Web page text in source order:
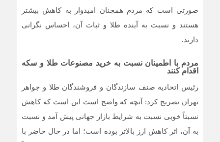
صورتی است که مردم همچنان امیدوار به کاهش بیشتر
هستند و نسبت به آینده طلا و ثبات آن، احساس نگرانی
دارند.
مردم با اطمینان نسبت به خرید مصنوعات طلا و سکه
اقدام کنند
رئیس اتحادیه صنف سازندگان و فروشندگان طلا و جواهر
تهران تصریح کرد: آنچه که واضح است این است که کاهش
نسبتاً خوبی نسبت به شرایط بازار جهانی پیش آمد و نسبت
به آن، اثر کاهش ارز بالاتر بوده است؛ اما در حال حاضر با